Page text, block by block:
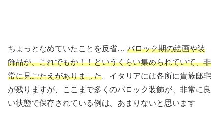
ちょっとなめていたことを反省… バロック期の絵画や装
飾品が、これでもか！！というくらい集められていて、非
常に見ごたえがありました。イタリアには各所に貴族邸宅
が残りますが、ここまで多くのバロック装飾が、非常に良
い状態で保存されている例は、あまりないと思います